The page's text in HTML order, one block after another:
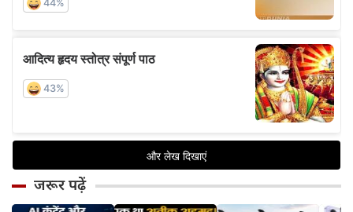
जरूर पढ़ें